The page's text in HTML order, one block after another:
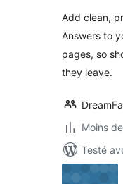
Add clean,
Answers to
pages, so
they leave.
Moins
Testé